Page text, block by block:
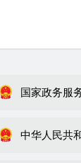
国家政务服
中华人民共